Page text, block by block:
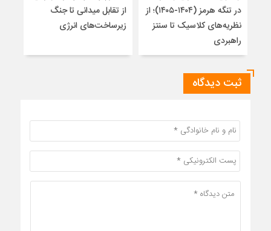
در تنگه هرمز (۱۴۰۴-۱۴۰۵)؛ از
نظریه‌های کلاسیک تا سنتز
راهبردی
از تقابل میدانی تا جنگ
زیرساخت‌های انرژی
ثبت دیدگاه